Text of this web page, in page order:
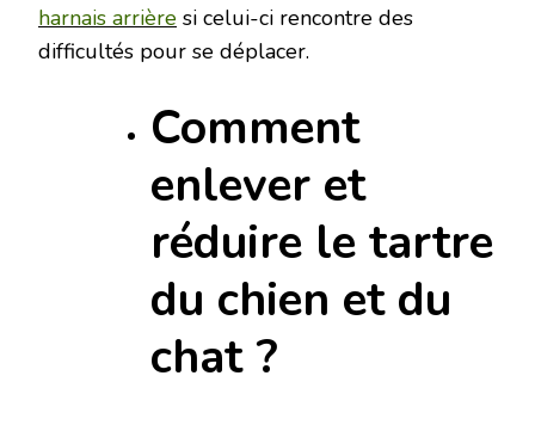
harnais arrière si celui-ci rencontre des
difficultés pour se déplacer.
Comment
enlever et
réduire le tartre
du chien et du
chat ?